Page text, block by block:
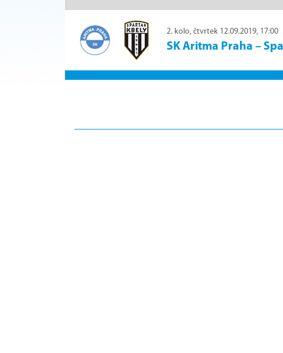
2. kolo, čtvrtek 12.09.2019, 17:00
SK Aritma Praha –